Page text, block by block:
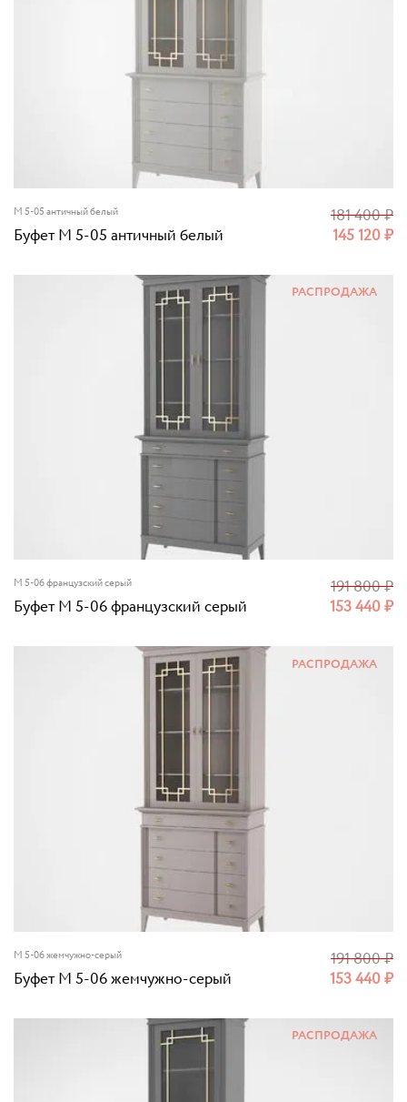
M 5-05 античный белый
Буфет M 5-05 античный белый 145 120₽
181 400₽
M 5-06 французский серый
Буфет M 5-06 французский серый 153 440₽
191 800₽
РАСПРОДАЖА
M 5-06 жемчужно-серый
Буфет M 5-06 жемчужно-серый 153 440₽
191 800₽
РАСПРОДАЖА
РАСПРОДАЖА